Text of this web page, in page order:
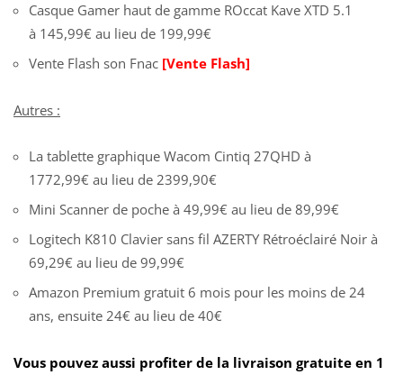
Casque Gamer haut de gamme ROccat Kave XTD 5.1
à 145,99€ au lieu de 199,99€
Vente Flash son Fnac [Vente Flash]
Autres :
La tablette graphique Wacom Cintiq 27QHD à
1772,99€ au lieu de 2399,90€
Mini Scanner de poche à 49,99€ au lieu de 89,99€
Logitech K810 Clavier sans fil AZERTY Rétroéclairé Noir à
69,29€ au lieu de 99,99€
Amazon Premium gratuit 6 mois pour les moins de 24
ans, ensuite 24€ au lieu de 40€
Vous pouvez aussi profiter de la livraison gratuite en 1